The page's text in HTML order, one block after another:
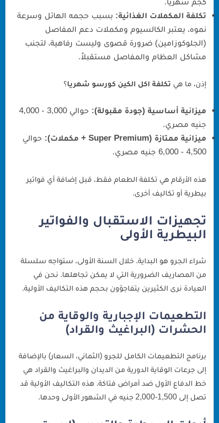
تكلفة المكملات الغذائية: بسبب حجمه الهائل وسرعة
نموه، يعتبر الكالسيوم ومكملات دعم المفاصل
(الجلوكوزامين) ضرورة قصوى وليست رفاهية، لتجنب
مشاكل العظام والمفاصل مستقبلاً.
إذن، ما هي تكلفة اكل الكين كورسو شهريا؟
ميزانية أساسية (جودة مقبولة):
حوالي 3,000 - 4,000
جنيه مصري.
ميزانية ممتازة (Super Premium + مكملات):
حوالي
4,500 - 6,000 جنيه مصري.
هذه الأرقام هي تكلفة الطعام فقط، قبل إضافة أي فواتير
بيطرية أو تكاليف أخرى.
تجهيزات الاستقبال والفواتير
البيطرية الأولى
شراء الجرو هو البداية. خلال السنة الأولى، ستواجه سلسلة
من المصاريف الضرورية التي لا يمكن تجاهلها. نحن في
العيادة نرى الكثيرين يتفاجؤون بحجم هذه التكاليف الأولية.
التطعيمات الإجبارية والوقاية من
الحشرات (البراغيث والقراد)
برنامج التطعيمات الكامل للجرو (الثماني، السعار) بالإضافة
إلى جرعات الوقاية الدورية من الديدان والبراغيث والقراد هي
خط الدفاع الأول ضد أمراض فتاكة. هذه التكاليف الأولية قد
تصل إلى 1,500-2,000 جنيه في الشهور الأولى وحدها.